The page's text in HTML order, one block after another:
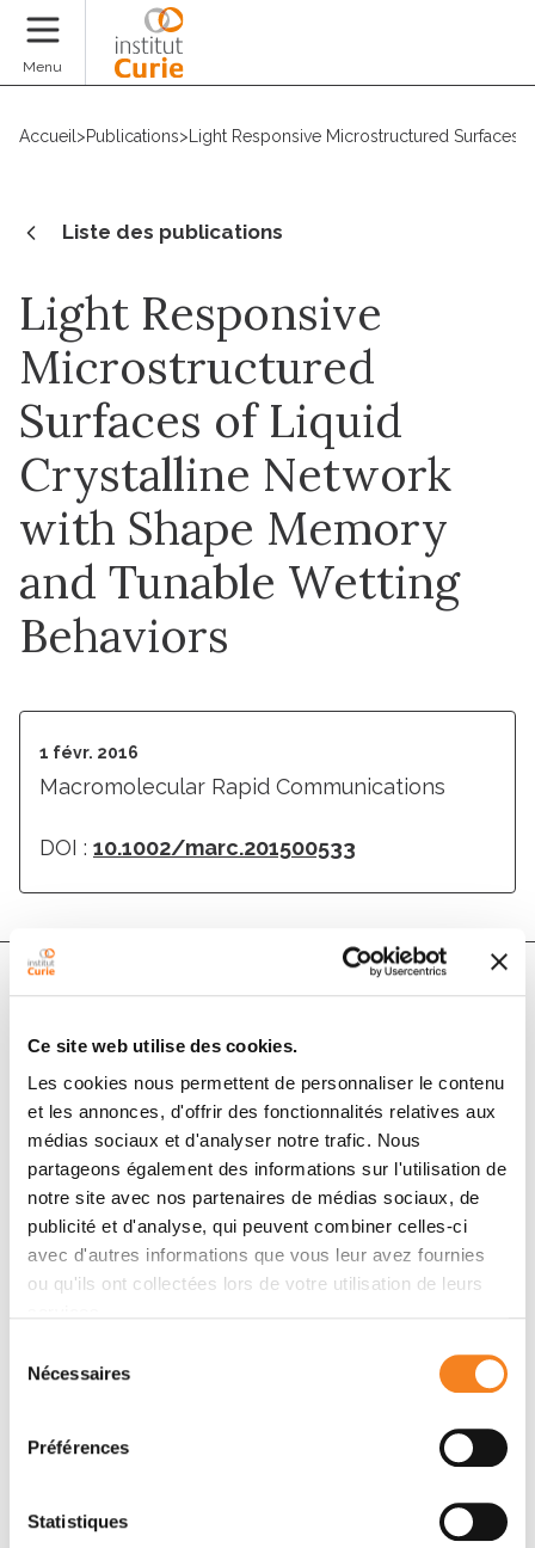
Ce site web utilise des cookies.
Les cookies nous permettent de personnaliser le contenu
et les annonces, d'offrir des fonctionnalités relatives aux
médias sociaux et d'analyser notre trafic. Nous
partageons également des informations sur l'utilisation de
notre site avec nos partenaires de médias sociaux, de
publicité et d'analyse, qui peuvent combiner celles-ci
avec d'autres informations que vous leur avez fournies
ou qu'ils ont collectées lors de votre utilisation de leurs
Nécessaires
Préférences
Statistiques
Menu
Accueil >Publications> Light Responsive Microstructured
Liste des publications
Light Responsive
Microstructured
Surfaces of Liquid
Crystalline Network
with Shape Memory
and Tunable Wetting
Behaviors
1 févr. 2016
Macromolecular Rapid Communications
DOI : 10.1002/marc.201500533
Auteurs
Zi Liang Wu, Zhi Jian Wang, Patrick Keller, Qiang Zheng
Membres
KELLER